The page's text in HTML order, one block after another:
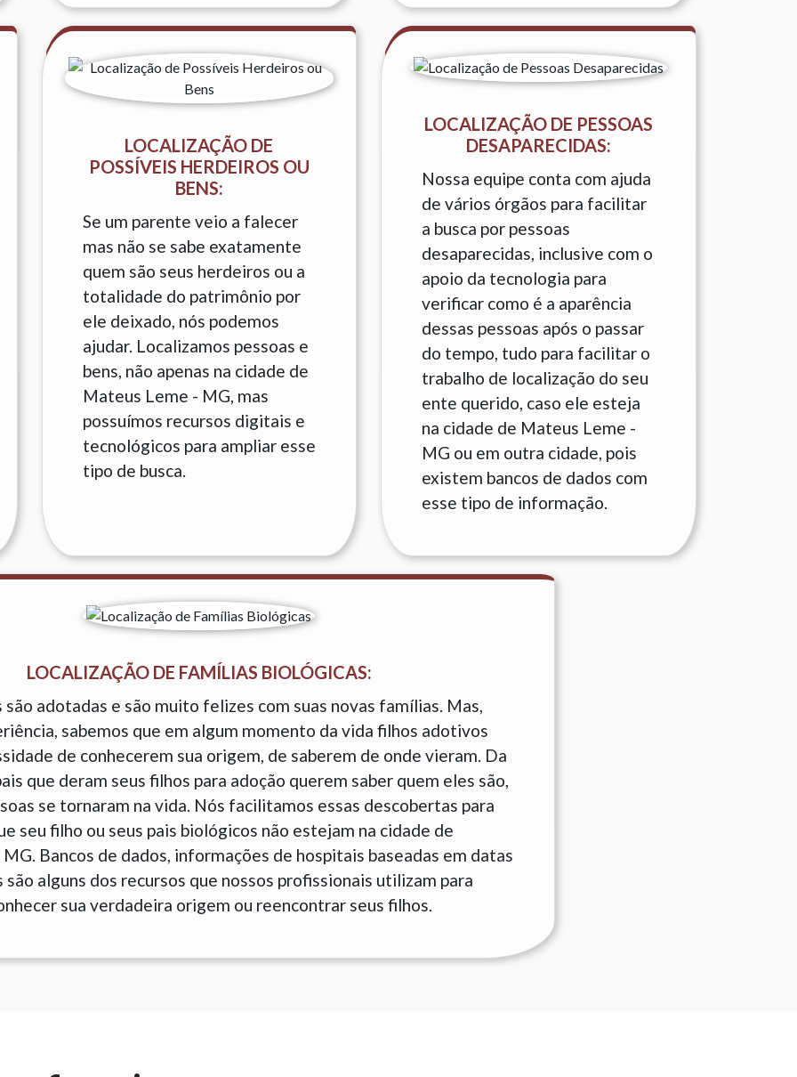
LOCALIZAÇÃO DE
POSSÍVEIS HERDEIROS OU
BENS:
Se um parente veio a falecer
mas não se sabe exatamente
quem são seus herdeiros ou a
totalidade do patrimônio por
ele deixado, nós podemos
ajudar. Localizamos pessoas e
bens, não apenas na cidade de
Mateus Leme - MG, mas
possuímos recursos digitais e
tecnológicos para ampliar esse
tipo de busca.
LOCALIZAÇÃO DE PESSOAS
DESAPARECIDAS:
Nossa equipe conta com ajuda
de vários órgãos para facilitar
a busca por pessoas
desaparecidas, inclusive com o
apoio da tecnologia para
verificar como é a aparência
dessas pessoas após o passar
do tempo, tudo para facilitar o
trabalho de localização do seu
ente querido, caso ele esteja
na cidade de Mateus Leme -
MG ou em outra cidade, pois
existem bancos de dados com
esse tipo de informação.
LOCALIZAÇÃO DE FAMÍLIAS BIOLÓGICAS:
adotadas e são muito felizes com suas novas famílias. Mas,
sabemos que em algum momento da vida filhos adotivos
de conhecerem sua origem, de saberem de onde vieram. Da
que deram seus filhos para adoção querem saber quem eles são,
se tornaram na vida. Nós facilitamos essas descobertas para
seu filho ou seus pais biológicos não estejam na cidade de
Bancos de dados, informações de hospitais baseadas em datas
alguns dos recursos que nossos profissionais utilizam para
sua verdadeira origem ou reencontrar seus filhos.